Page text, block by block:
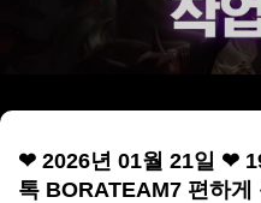
❤ 2026년 01월 21일 ❤
톡 BORATEAM7 편하게